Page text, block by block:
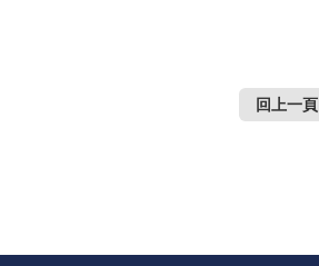
回上一頁